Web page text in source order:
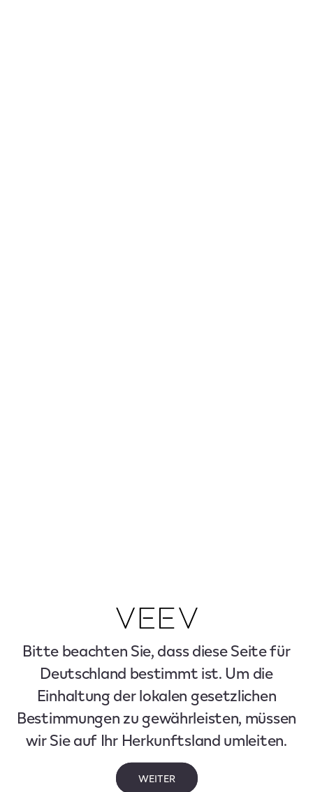
Bitte beachten Sie, dass diese Seite für
Deutschland bestimmt ist. Um die
Einhaltung der lokalen gesetzlichen
Bestimmungen zu gewährleisten, müssen
wir Sie auf Ihr Herkunftsland umleiten.
WEITER